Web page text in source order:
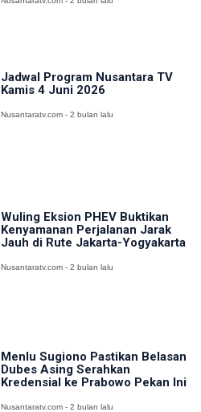
Jadwal Program Nusantara TV
Kamis 4 Juni 2026
Nusantaratv.com - 2 bulan lalu
Wuling Eksion PHEV Buktikan
Kenyamanan Perjalanan Jarak
Jauh di Rute Jakarta-Yogyakarta
Nusantaratv.com - 2 bulan lalu
Menlu Sugiono Pastikan Belasan
Dubes Asing Serahkan
Kredensial ke Prabowo Pekan Ini
Nusantaratv.com - 2 bulan lalu